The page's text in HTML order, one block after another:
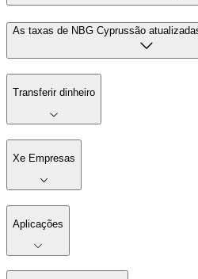
As taxas de NBG Cyprussão
Transferir dinheiro
Xe Empresas
Aplicações